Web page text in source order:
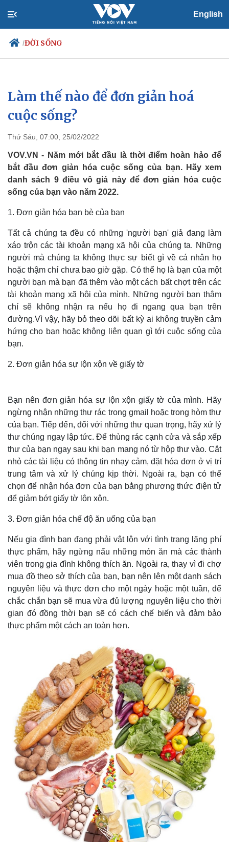
English
/ĐỜI SỐNG
Chính trị
Đảng
Tổ chức nhân sự
Nhận diện sự thật
Xã hội
Việc làm
Biển đảo
Thế giới
Quan sát
Cuộc sống đó đây
Hồ sơ
Multimedia
Video
Ảnh
E-Magazine
Infographic
Làm thế nào để đơn giản hoá
cuộc sống?
Thứ Sáu, 07:00, 25/02/2022
VOV.VN - Năm mới bắt đầu là thời điểm hoàn hảo để
bắt đầu đơn giản hóa cuộc sống của bạn. Hãy xem
danh sách 9 điều vô giá này để đơn giản hóa cuộc
sống của bạn vào năm 2022.
1. Đơn giản hóa bạn bè của bạn
Tất cả chúng ta đều có những 'người bạn' giả đang làm
xáo trộn các tài khoản mạng xã hội của chúng ta. Những
người mà chúng ta không thực sự biết gì về cá nhân họ
hoặc thậm chí chưa bao giờ gặp. Có thể họ là bạn của một
người bạn mà bạn đã thêm vào một cách bất chợt trên các
tài khoản mạng xã hội của mình. Những người bạn thậm
chí sẽ không nhận ra nếu họ đi ngang qua bạn trên
đường.Vì vậy, hãy bỏ theo dõi bất kỳ ai không truyền cảm
hứng cho bạn hoặc không liên quan gì tới cuộc sống của
bạn.
2. Đơn giản hóa sự lộn xộn về giấy tờ
Bạn nên đơn giản hóa sự lộn xộn giấy tờ của mình. Hãy
ngừng nhận những thư rác trong gmail hoặc trong hòm thư
của bạn. Tiếp đến, đối với những thư quan trọng, hãy xử lý
thư chúng ngay lập tức. Để thùng rác cạnh cửa và sắp xếp
thư của bạn ngay sau khi bạn mang nó từ hộp thư vào. Cắt
nhỏ các tài liệu có thông tin nhạy cảm, đặt hóa đơn ở vị trí
trung tâm và xử lý chúng kịp thời. Ngoài ra, bạn có thể
chọn để nhận hóa đơn của bạn bằng phương thức điện tử
để giảm bớt giấy tờ lộn xộn.
3. Đơn giản hóa chế độ ăn uống của bạn
Nếu gia đình bạn đang phải vật lộn với tình trạng lãng phí
thực phẩm, hãy ngừng nấu những món ăn mà các thành
viên trong gia đình không thích ăn. Ngoài ra, thay vì đi chợ
mua đồ theo sở thích của bạn, bạn nên lên một danh sách
nguyên liệu và thực đơn cho một ngày hoặc một tuần, để
chắc chắn bạn sẽ mua vừa đủ lượng nguyên liệu cho thời
gian đó đồng thời bạn sẽ có cách chế biến và đảm bảo
thực phẩm một cách an toàn hơn.